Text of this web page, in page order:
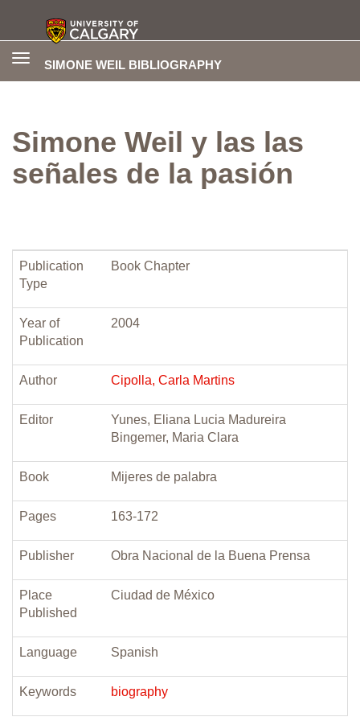
SIMONE WEIL BIBLIOGRAPHY
Toggle
Simone Weil y las las
señales de la pasión
Publication
Type
Book Chapter
Year of
Publication
2004
Author Cipolla, Carla Martins
Editor
Yunes, Eliana Lucia Madureira
Bingemer, Maria Clara
Book Mijeres de palabra
Pages 163-172
Publisher Obra Nacional de la Buena Prensa
Place
Published
Ciudad de México
Language Spanish
Keywords biography